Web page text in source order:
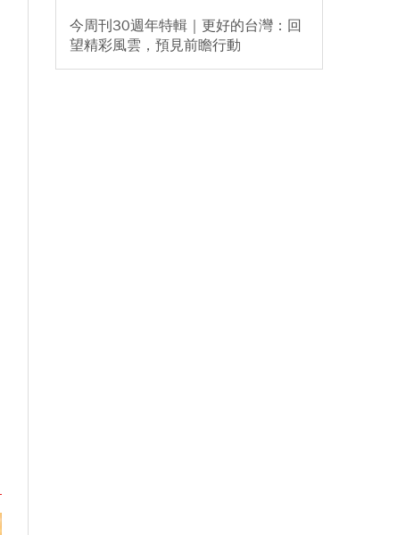
今周刊30週年特輯｜更好的台灣：回
望精彩風雲，預見前瞻行動